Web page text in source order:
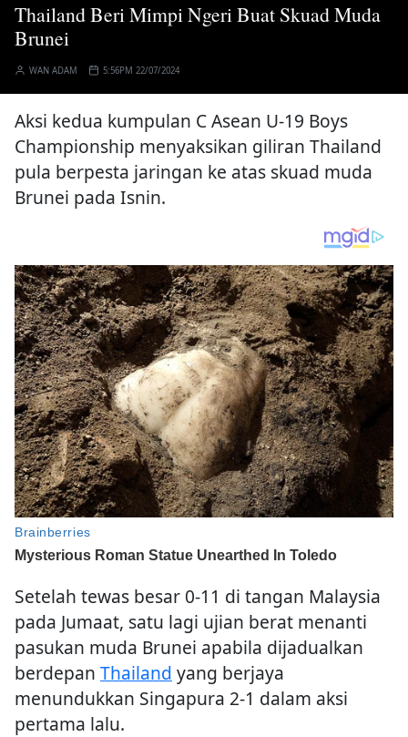
Thailand Beri Mimpi Ngeri Buat Skuad Muda
Brunei
WAN ADAM 5:56PM 22/07/2024
Aksi kedua kumpulan C Asean U-19 Boys
Championship menyaksikan giliran Thailand
pula berpesta jaringan ke atas skuad muda
Brunei pada Isnin.
Setelah tewas besar 0-11 di tangan Malaysia
pada Jumaat, satu lagi ujian berat menanti
pasukan muda Brunei apabila dijadualkan
berdepan Thailand yang berjaya
menundukkan Singapura 2-1 dalam aksi
pertama lalu.